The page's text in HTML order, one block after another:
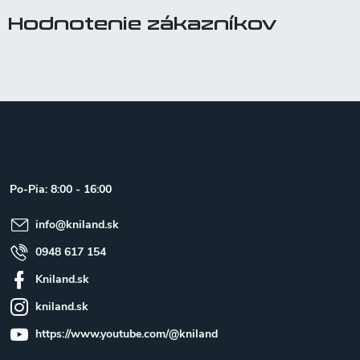
Hodnotenie zákazníkov
Po-Pia: 8:00 - 16:00
info@kniland.sk
0948 617 154
Kniland.sk
kniland.sk
https://www.youtube.com/@kniland